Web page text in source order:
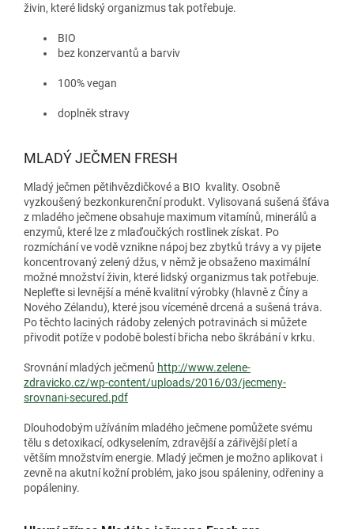
živin, které lidský organizmus tak potřebuje.
BIO
bez konzervantů a barviv
100% vegan
doplněk stravy
MLADÝ JEČMEN FRESH
Mladý ječmen pětihvězdičkové a BIO kvality. Osobně
vyzkoušený bezkonkurenční produkt. Vylisovaná sušená šťáva
z mladého ječmene obsahuje maximum vitamínů, minerálů a
enzymů, které lze z mlaďoučkých rostlinek získat. Po
rozmíchání ve vodě vznikne nápoj bez zbytků trávy a vy pijete
koncentrovaný zelený džus, v němž je obsaženo maximální
možné množství živin, které lidský organizmus tak potřebuje.
Nepleťte si levnější a méně kvalitní výrobky (hlavně z Číny a
Nového Zélandu), které jsou víceméně drcená a sušená tráva.
Po těchto laciných rádoby zelených potravinách si můžete
přivodit potíže v podobě bolestí břicha nebo škrábání v krku.
Srovnání mladých ječmenů http://www.zelene-
zdravicko.cz/wp-content/uploads/2016/03/jecmeny-
srovnani-secured.pdf
Dlouhodobým užíváním mladého ječmene pomůžete svému
tělu s detoxikací, odkyselením, zdravější a zářivější pletí a
větším množstvím energie. Mladý ječmen je možno aplikovat i
zevně na akutní kožní problém, jako jsou spáleniny, odřeniny a
popáleniny.